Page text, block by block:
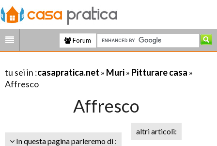
Forum
tu sei in :casapratica.net » Muri» Pitturare casa »
Affresco
Affresco
In questa pagina parleremo di :
altri articoli: